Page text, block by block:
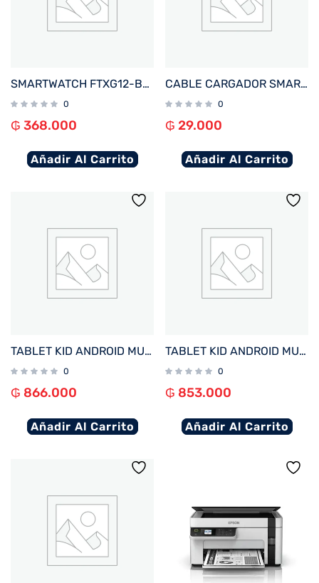
SMARTWATCH FTXG12-BB 48MM NEGRO ANDROID/IOS/IA/BT/FREC. CARD/NOTIFICACIONES
0
₲ 368.000
Añadir Al Carrito
CABLE CARGADOR SMARTWATCH FTX WIRELESS BLANCO PARA A10P/ A9C/ AM15/ AM12/ AM32/ F25/ F39P
0
₲ 29.000
Añadir Al Carrito
TABLET KID ANDROID MULTILASER NB625 QC/64GB/4G/7″/AZUL AVENGERS DISNEY
0
₲ 866.000
Añadir Al Carrito
TABLET KID ANDROID MULTILASER NB624 QC/64GB/4G/7″/ROSA PRINCESAS DISNEY
0
₲ 853.000
Añadir Al Carrito